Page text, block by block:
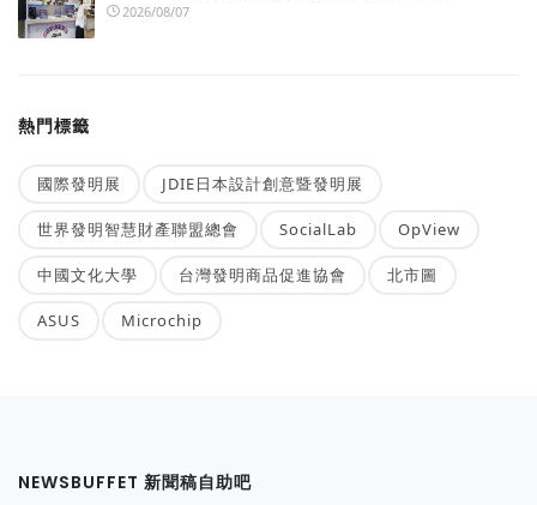
2026/08/07
熱門標籤
國際發明展 JDIE日本設計創意暨發明展
世界發明智慧財產聯盟總會 SocialLab OpView
中國文化大學 台灣發明商品促進協會 北市圖
ASUS Microchip
NEWSBUFFET 新聞稿自助吧